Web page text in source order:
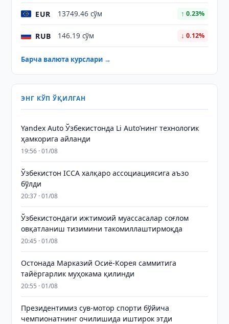
EUR 13749.46 сўм ↑ 0.23%
RUB 146.19 сўм ↓ 0.12%
Барча валюта курслари →
ЭНГ КЎП ЎҚИЛГАН
Yandex Auto Ўзбекистонда Li Auto’нинг технологик
ҳамкорига айланди
19:56 · 01/08
Ўзбекистон ICCA халқаро ассоциациясига аъзо
бўлди
20:37 · 01/08
Ўзбекистондаги ижтимоий муассасалар соғлом
овқатланиш тизимини такомиллаштирмоқда
20:45 · 01/08
Остонада Марказий Осиё-Корея саммитига
тайёргарлик муҳокама қилинди
20:55 · 01/08
Президентимиз сув-мотор спорти бўйича
чемпионатнинг очилишида иштирок этди